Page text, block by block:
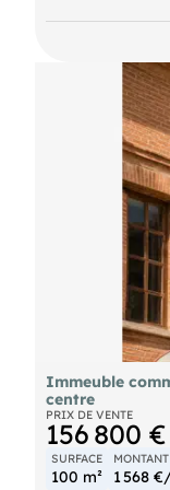
projet de
modulable
idéale pour : -
revente :
appartements
combles). -
prestige,
multiples
d'escalier
Zonage : Situé
proche de
obligation de
- Cachet
ciment,
votre projet de
discuter de
disponibles en
Honoraires TTC charge
Immeuble
centre
PRIX DE VENTE
156 800 €
SURFACE
100 m²
1 568